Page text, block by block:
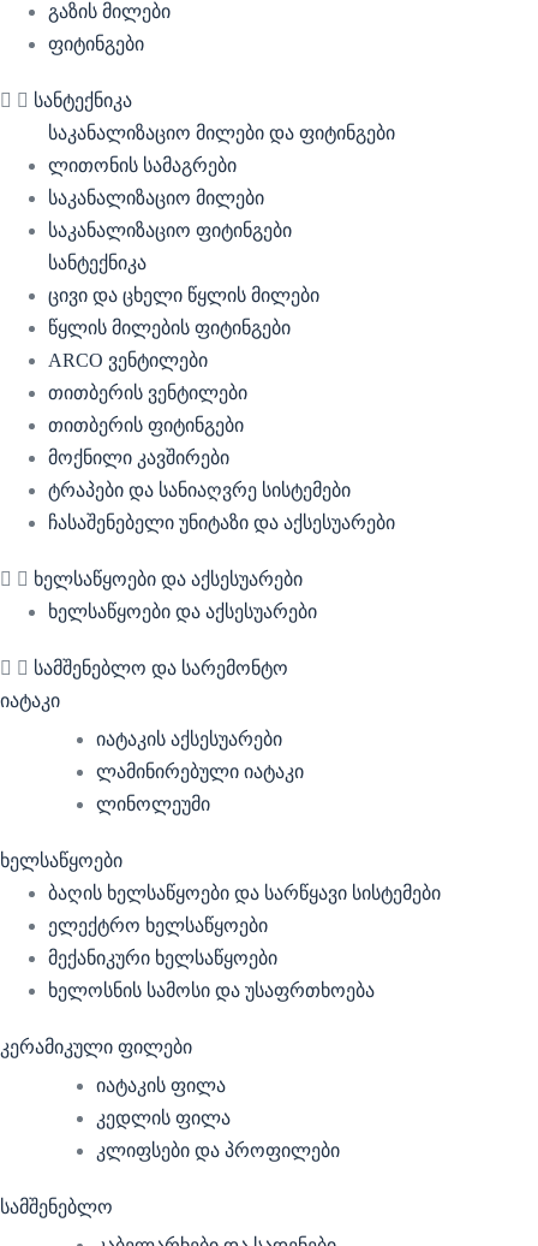
გაზის მილები
ფიტინგები
სანტექნიკა
საკანალიზაციო მილები და ფიტინგები
ლითონის სამაგრები
საკანალიზაციო მილები
საკანალიზაციო ფიტინგები
სანტექნიკა
ცივი და ცხელი წყლის მილები
წყლის მილების ფიტინგები
ARCO ვენტილები
თითბერის ვენტილები
თითბერის ფიტინგები
მოქნილი კავშირები
ტრაპები და სანიაღვრე სისტემები
ჩასაშენებელი უნიტაზი და აქსესუარები
ხელსაწყოები და აქსესუარები
ხელსაწყოები და აქსესუარები
სამშენებლო და სარემონტო
იატაკი
იატაკის აქსესუარები
ლამინირებული იატაკი
ლინოლეუმი
ხელსაწყოები
ბაღის ხელსაწყოები და სარწყავი სისტემები
ელექტრო ხელსაწყოები
მექანიკური ხელსაწყოები
ხელოსნის სამოსი და უსაფრთხოება
კერამიკული ფილები
იატაკის ფილა
კედლის ფილა
კლიფსები და პროფილები
სამშენებლო